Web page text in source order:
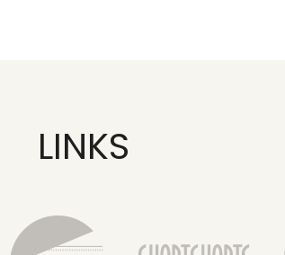
LINKS